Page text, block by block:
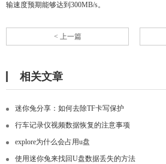
输速度预期能够达到300MB/s。
< 上一篇
相关文章
迷你兔分享：如何去除TF卡写保护
行车记录仪视频数据恢复的注意事项
explore为什么会占用u盘
使用迷你兔来找回U盘数据丢失的方法